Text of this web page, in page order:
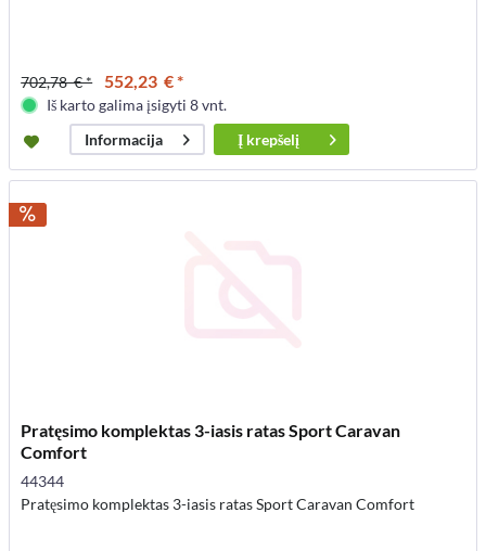
702,78 € * 552,23 € *
Iš karto galima įsigyti 8 vnt.
Informacija
Į krepšelį
Pratęsimo komplektas 3-iasis ratas Sport Caravan
Comfort
44344
Pratęsimo komplektas 3-iasis ratas Sport Caravan Comfort